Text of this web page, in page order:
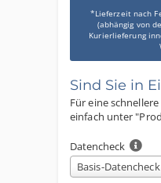
*Lieferzeit nach
(abhängig von
Kurierlieferung
Sind Sie in
Für eine
einfach unter
Datencheck
Basis-Datencheck